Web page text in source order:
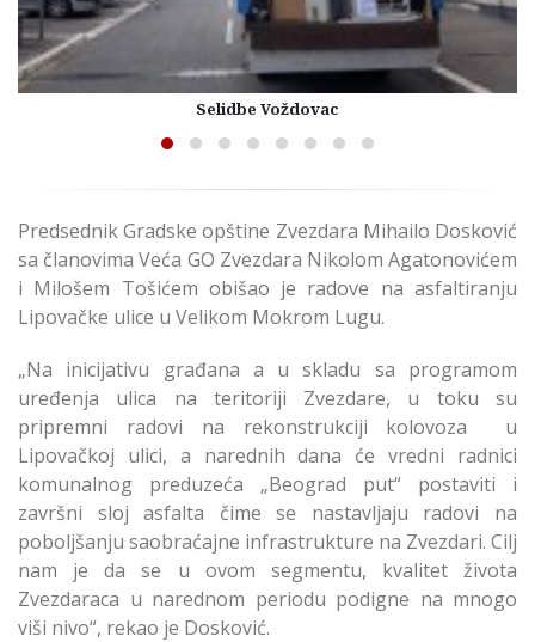
Selidbe Voždovac
Predsednik Gradske opštine Zvezdara Mihailo Dosković
sa članovima Veća GO Zvezdara Nikolom Agatonovićem
i Milošem Tošićem obišao je radove na asfaltiranju
Lipovačke ulice u Velikom Mokrom Lugu.
„Na inicijativu građana a u skladu sa programom
uređenja ulica na teritoriji Zvezdare, u toku su
pripremni radovi na rekonstrukciji kolovoza u
Lipovačkoj ulici, a narednih dana će vredni radnici
komunalnog preduzeća „Beograd put“ postaviti i
završni sloj asfalta čime se nastavljaju radovi na
poboljšanju saobraćajne infrastrukture na Zvezdari. Cilj
nam je da se u ovom segmentu, kvalitet života
Zvezdaraca u narednom periodu podigne na mnogo
viši nivo“, rekao je Dosković.